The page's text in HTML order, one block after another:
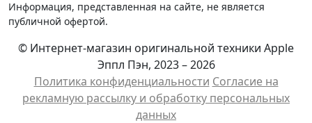
Информация, представленная на сайте, не является
публичной офертой.
© Интернет-магазин оригинальной техники Apple
Эппл Пэн, 2023 – 2026
Политика конфиденциальности Cогласие на
рекламную рассылку и обработку персональных
данных